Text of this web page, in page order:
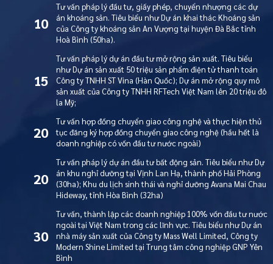
10
Tư vấn pháp lý đầu tư, giấy phép, chuyển nhượng các dự
án khoáng sản. Tiêu biểu như Dự án khai thác Khoáng sản
của Công ty khoáng sản An Vượng tại huyện Đà Bắc tỉnh
Hoà Bình (50ha).
15
Tư vấn pháp lý dự án đầu tư mở rộng sản xuất. Tiêu biểu
như Dự án sản xuất 50 triệu sản phẩm điện tử thanh toán
Công ty TNHH ST Vina (Hàn Quốc); Dự án mở rộng quy mô
sản xuất của Công ty TNHH RFTech Việt Nam lên 20 triệu đô
la Mỹ;
20
Tư vấn hợp đồng chuyển giao công nghệ và thực hiện thủ
tục đăng ký hợp đồng chuyển giao công nghệ (hầu hết là
doanh nghiệp có vốn đầu tư nước ngoài)
20
Tư vấn pháp lý dự án đầu tư bất động sản. Tiêu biểu như Dự
án khu nghỉ dưỡng tại Vịnh Lan Hạ, thành phố Hải Phòng
(30ha); Khu du lịch sinh thái và nghỉ dưỡng Avana Mai Chau
Hideway, tỉnh Hòa Bình (32ha)
30
Tư vấn, thành lập các doanh nghiệp 100% vốn đầu tư nước
ngoài tại Việt Nam trong các lĩnh vực. Tiêu biểu như Dự án
nhà máy sản xuất của Công ty Mass Well Limited, Công ty
Modern Shine Limited tại Trung tâm công nghiệp GNP Yên
Bình